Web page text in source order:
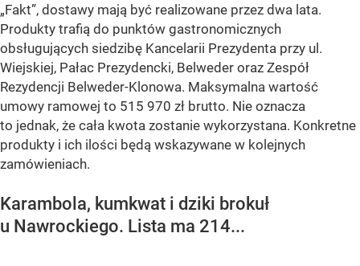
„Fakt”, dostawy mają być realizowane przez dwa lata.
Produkty trafią do punktów gastronomicznych
obsługujących siedzibę Kancelarii Prezydenta przy ul.
Wiejskiej, Pałac Prezydencki, Belweder oraz Zespół
Rezydencji Belweder-Klonowa. Maksymalna wartość
umowy ramowej to 515 970 zł brutto. Nie oznacza
to jednak, że cała kwota zostanie wykorzystana. Konkretne
produkty i ich ilości będą wskazywane w kolejnych
zamówieniach.
Karambola, kumkwat i dziki brokuł
u Nawrockiego. Lista ma 214...